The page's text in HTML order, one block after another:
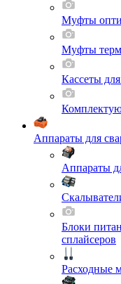
Муфты
Муфты
Кассеты
Аппараты для
Аппараты
Блоки
сплайсеров
Расходные